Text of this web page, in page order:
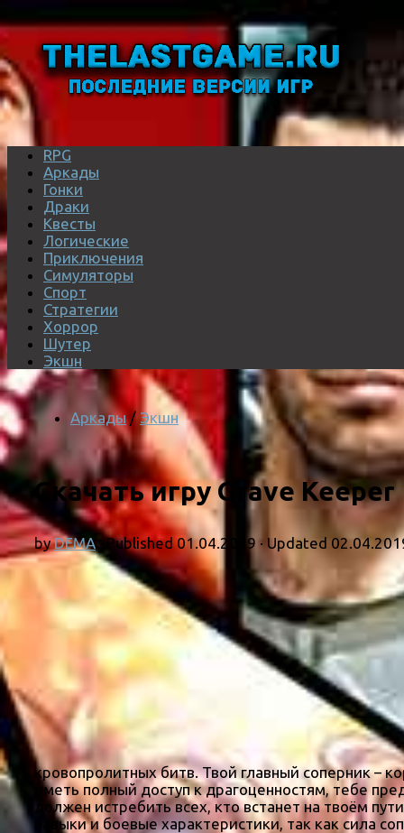
RPG
Аркады
Гонки
Драки
Квесты
Логические
Приключения
Симуляторы
Спорт
Стратегии
Хоррор
Шутер
Экшн
Аркады / Экшн
Скачать игру Grave
byDEMA · Published01.04.2019 · Updated
кровопролитных битв. Твой главный соперник –
иметь полный доступ к драгоценностям, тебе
должен истребить всех, кто встанет на твоём
навыки и боевые характеристики, так как сила